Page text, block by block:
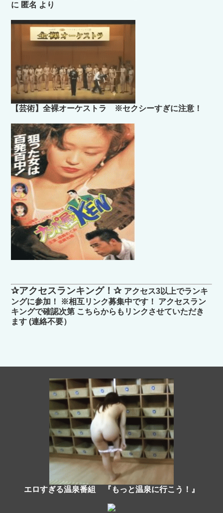
に 匿名 より
【芸術】全裸オーケストラ ※セクシーすぎに注意！
✰アクセスランキング！✰ アクセス3以上でランキ
ングに参加！ ※相互リンク募集中です！ アクセスラン
キングで確認次第 こちらからもリンクさせていただき
ます (連絡不要）
エロすぎる温泉番組 『もっと温泉に行こう！』